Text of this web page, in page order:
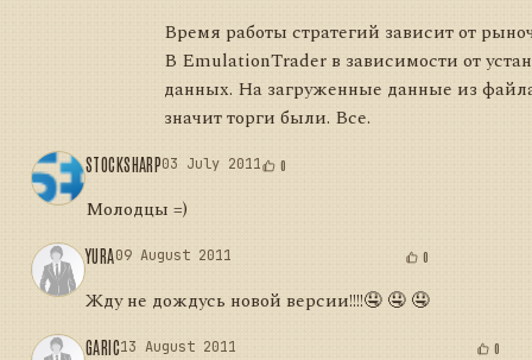
Время работы стратегий зависит от
В EmulationTrader в зависимости от
данных. На загруженные данные из
значит торги были. Все.
STOCKSHARP03 July 2011 0
Молодцы =)
YURA09 August 2011 0
Жду не дождусь новой версии!!!!🤤 🤤 🤤
GARIC13 August 2011 0